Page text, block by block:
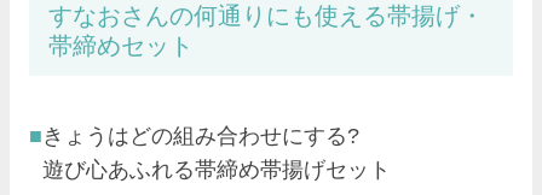
すなおさんの何通りにも使える帯揚げ・
帯締めセット
きょうはどの組み合わせにする?
遊び心あふれる帯締め帯揚げセット